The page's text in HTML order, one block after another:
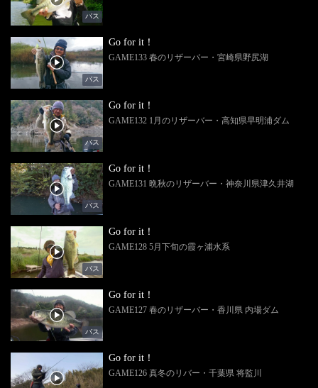
バス
バス
Go for it！
GAME133 春のリザーバー・宮崎県野尻湖
バス
Go for it！
GAME132 1月のリザーバー・高知県早明浦ダム
バス
Go for it！
GAME131 晩秋のリザーバー・神奈川県津久井湖
バス
Go for it！
GAME128 5月下旬の霞ヶ浦水系
バス
Go for it！
GAME127 春のリザーバー・香川県 内場ダム
Go for it！
GAME126 真冬のリバー・千葉県 将監川